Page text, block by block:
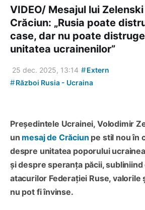
VIDEO/ Mesajul lui
Crăciun: „Rusia poate
case, dar nu poate distruge
unitatea ucrainenilor”
25 dec. 2025, 13:14 #Extern
#Război Rusia - Ucraina
Președintele Ucrainei, Volodimir
un mesaj de Crăciun pe stil nou în
despre unitatea poporului
și despre speranța păcii, subliniind
atacurilor Federației Ruse, valorile
nu pot fi învinse.